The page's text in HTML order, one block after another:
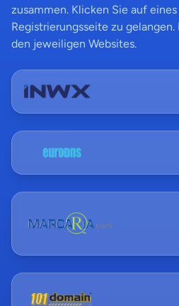
zusammen. Klicken Sie auf
Registrierungsseite zu
den jeweiligen Websites.